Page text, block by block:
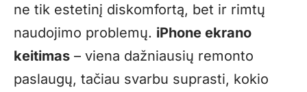
ne tik estetinį diskomfortą, bet ir rimtų
naudojimo problemų. iPhone ekrano
keitimas – viena dažniausių remonto
paslaugų, tačiau svarbu suprasti, kokio